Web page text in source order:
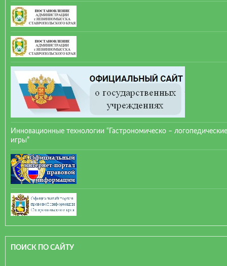
Инновационные технологии “Гастрономическо – логопедические
игры”
ПОИСК ПО САЙТУ